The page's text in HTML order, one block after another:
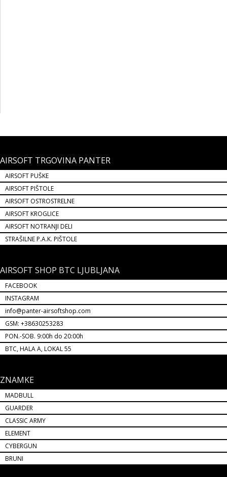
AIRSOFT TRGOVINA PANTER
AIRSOFT PUŠKE
AIRSOFT PIŠTOLE
AIRSOFT OSTROSTRELNE
AIRSOFT KROGLICE
AIRSOFT NOTRANJI DELI
STRAŠILNE P.A.K. PIŠTOLE
AIRSOFT SHOP BTC LJUBLJANA
FACEBOOK
INSTAGRAM
info@panter-airsoftshop.com
GSM: +38630253283
PON.-SOB. 9:00h do 20:00h
BTC, HALA A, LOKAL 55
ZNAMKE
MADBULL
GUARDER
CLASSIC ARMY
ELEMENT
CYBERGUN
BRUNI